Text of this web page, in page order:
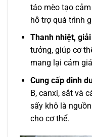
táo mèo tạo
hỗ trợ quá trình
Thanh nhiệt,
tưởng, giúp cơ
mang lại cảm
Cung cấp dinh
B, canxi, sắt và
sấy khô là
cho cơ thể.